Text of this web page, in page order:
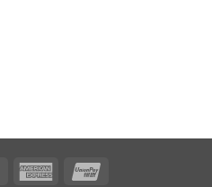
MasterCardAmerican